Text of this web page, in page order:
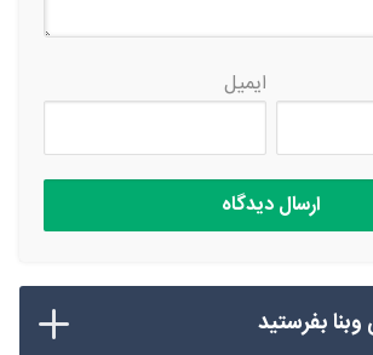
ایمیل
وبنا بفرستید